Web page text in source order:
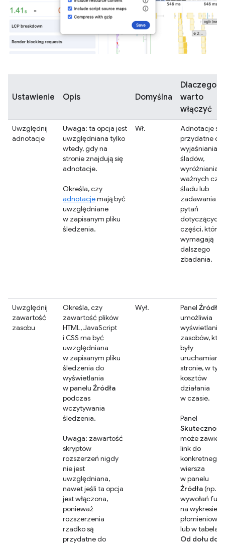
Ustawienie Opis Domyślna
Dlaczego
warto
włączyć
Uwzględnij
adnotacje
Uwaga: ta opcja jest
uwzględniana tylko
wtedy, gdy na
stronie znajdują się
adnotacje.
Określa, czy
adnotacjemają być
uwzględniane
w zapisanym pliku
śledzenia.
Wł.
Adnotacje są
przydatne do
wyjaśniania
śladów,
wyróżniania
ważnych
śladu lub
zadawania
pytań
dotyczących
części, które
wymagają
dalszego
zbadania.
Uwzględnij
zawartość
zasobu
Określa, czy
zawartość plików
HTML, JavaScript
i CSS ma być
uwzględniana
w zapisanym pliku
śledzenia do
wyświetlania
w panelu Źródła
podczas
wczytywania
śledzenia.
Uwaga: zawartość
skryptów
rozszerzeń nigdy
nie jest
uwzględniana,
nawet jeśli ta opcja
jest włączona,
ponieważ
rozszerzenia
rzadko są
przydatne do
Wył. Panel Źródła
umożliwia
wyświetlanie
zasobów,
były
uruchamiane
stronie, w tym
kosztów
działania
w czasie.
Panel
Skuteczność
może
link do
konkretnego
wiersza
w panelu
Źródła(np.
wywołań
na wykresie
lub w
Od dołu do